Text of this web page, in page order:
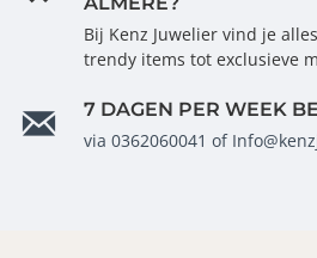
Bij Kenz Juwelier vind je
trendy items tot exclusieve
7 DAGEN PER WEEK
via 0362060041 of